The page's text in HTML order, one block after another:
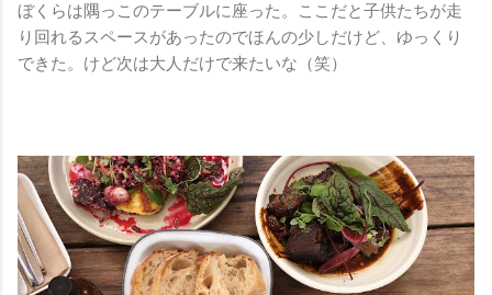
ぼくらは隅っこのテーブルに座った。ここだと子供たちが走
り回れるスペースがあったのでほんの少しだけど、ゆっくり
できた。けど次は大人だけで来たいな（笑）